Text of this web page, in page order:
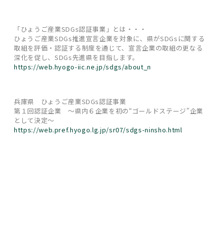
「ひょうご産業SDGs認証事業」とは・・・
ひょうご産業SDGs推進宣言企業を対象に、県がSDGsに関する
取組を評価・認証する制度を通じて、宣言企業の取組の更なる
深化を促し、SDGs先進県を目指します。
https://web.hyogo-iic.ne.jp/sdgs/about_n
兵庫県 ひょうご産業SDGs認証事業
第１回認証企業 〜県内６企業を初の“ゴールドステージ”企業
として決定〜
https://web.pref.hyogo.lg.jp/sr07/sdgs-ninsho.html